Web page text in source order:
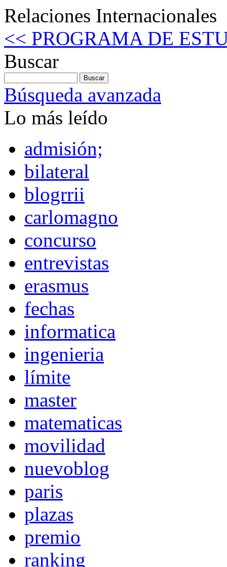
Relaciones Internacionales
<< PROGRAMA DE
Buscar
Búsqueda avanzada
Lo más leído
admisión;
bilateral
blogrrii
carlomagno
concurso
entrevistas
erasmus
fechas
informatica
ingenieria
límite
master
matematicas
movilidad
nuevoblog
paris
plazas
premio
ranking